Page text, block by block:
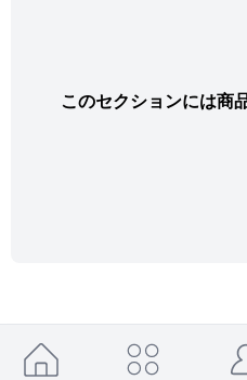
このセクションには商